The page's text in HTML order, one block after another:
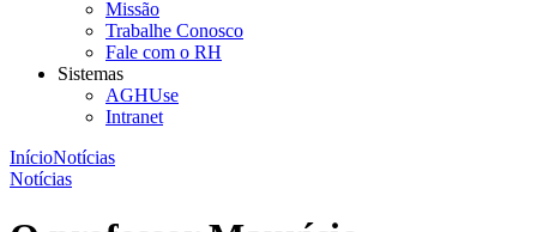
Missão
Trabalhe Conosco
Fale com o RH
Sistemas
AGHUse
Intranet
InícioNotícias
Notícias